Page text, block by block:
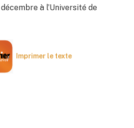
à l’Université de
Imprimer le texte